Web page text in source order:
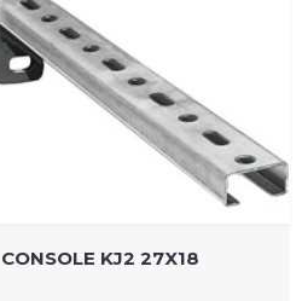
CONSOLE KJ2 27X18